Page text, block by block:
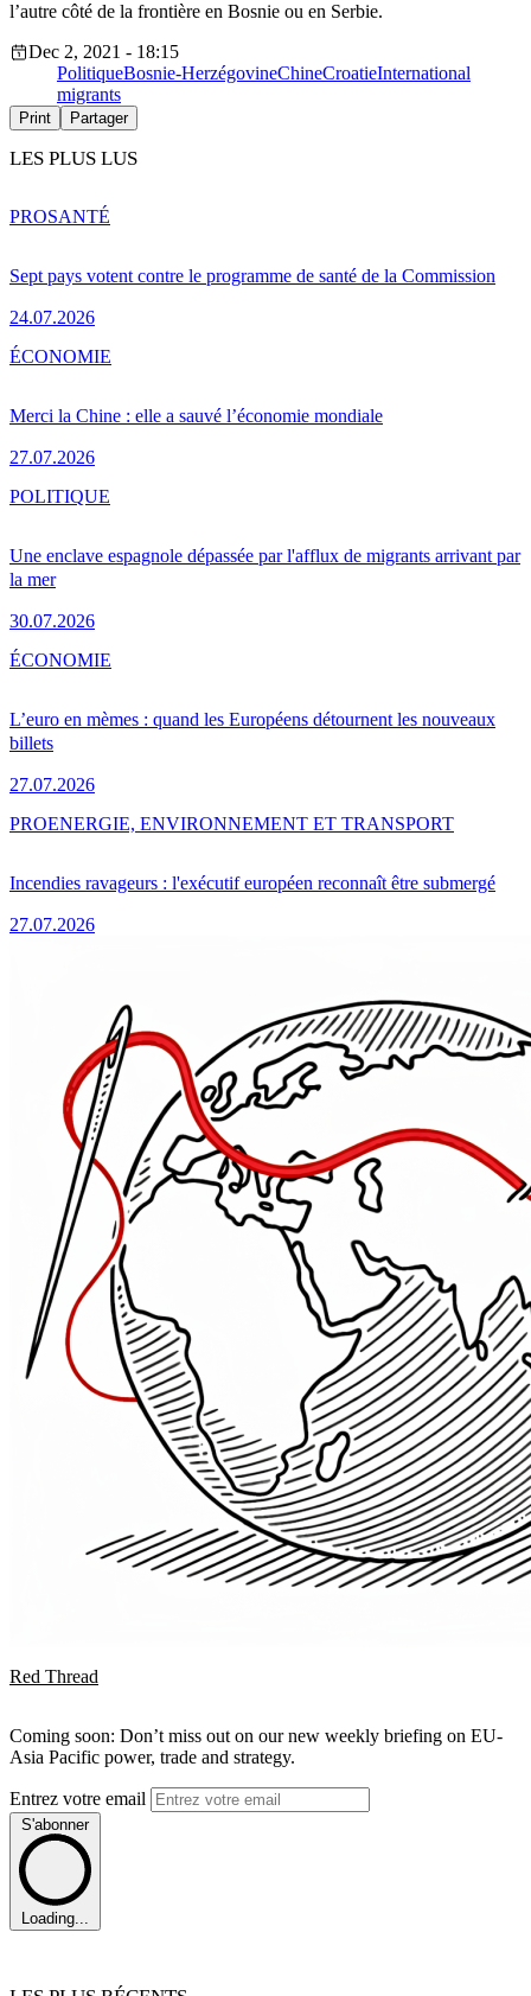
l’autre côté de la frontière en Bosnie ou en Serbie.
Dec 2, 2021 - 18:15
PolitiqueBosnie-HerzégovineChineCroatieInternational
migrants
Print Partager
LES PLUS LUS
Sept pays votent contre le programme de santé de la Commission
24.07.2026
PROSANTÉ
Merci la Chine : elle a sauvé l’économie mondiale
27.07.2026
ÉCONOMIE
Une enclave espagnole dépassée par l'afflux de migrants arrivant par
la mer
30.07.2026
POLITIQUE
L’euro en mèmes : quand les Européens détournent les nouveaux
billets
27.07.2026
ÉCONOMIE
Incendies ravageurs : l'exécutif européen reconnaît être submergé
27.07.2026
PROENERGIE, ENVIRONNEMENT ET TRANSPORT
Red Thread
Coming soon: Don’t miss out on our new weekly briefing on EU-
Asia Pacific power, trade and strategy.
Entrez votre email
S'abonner
Loading...